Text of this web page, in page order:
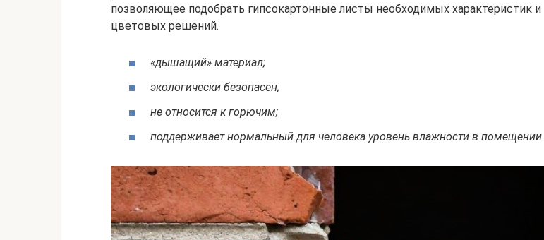
позволяющее подобрать гипсокартонные листы необходимых характеристик и
цветовых решений.
«дышащий» материал;
экологически безопасен;
не относится к горючим;
поддерживает нормальный для человека уровень влажности в помещении.